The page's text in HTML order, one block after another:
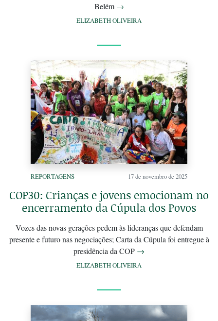
Belém →
ELIZABETH OLIVEIRA
REPORTAGENS 17 de novembro de 2025
COP30: Crianças e jovens emocionam no
encerramento da Cúpula dos Povos
Vozes das novas gerações pedem às lideranças que defendam
presente e futuro nas negociações; Carta da Cúpula foi entregue à
presidência da COP →
ELIZABETH OLIVEIRA